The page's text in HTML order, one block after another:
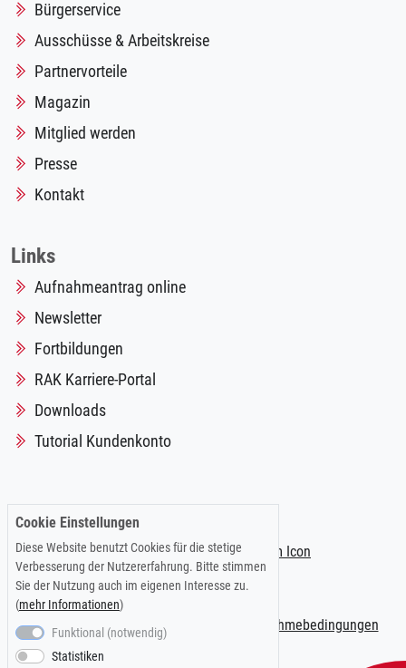
Bürgerservice
Ausschüsse & Arbeitskreise
Partnervorteile
Magazin
Mitglied werden
Presse
Kontakt
Links
Aufnahmeantrag online
Newsletter
Fortbildungen
RAK Karriere-Portal
Downloads
Tutorial Kundenkonto
Impressum |Datenschutzerklärung Teilnahmebedingungen
Cookie Einstellungen
Diese Website benutzt Cookies für die stetige
Verbesserung der Nutzererfahrung. Bitte stimmen
Sie der Nutzung auch im eigenen Interesse zu.
(mehr Informationen)
Funktional (notwendig)
Statistiken